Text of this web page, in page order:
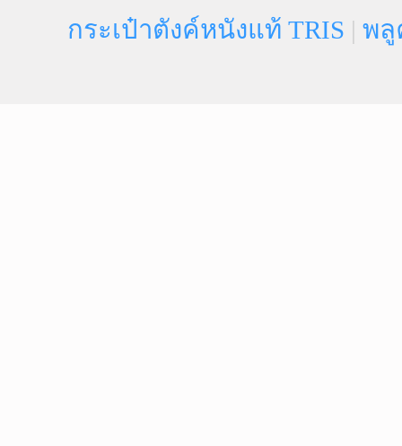
กระเป๋าตังค์หนังแท้ TRIS | พลู